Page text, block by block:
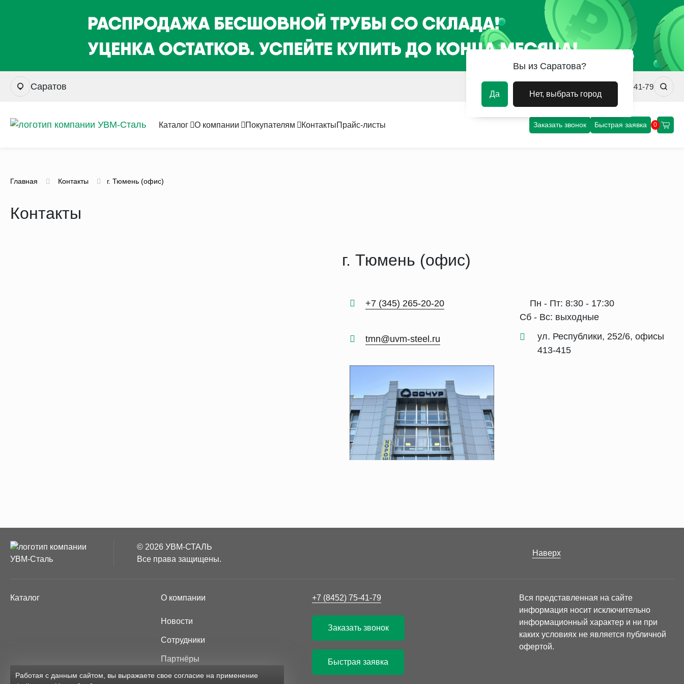
Саратов +7 (8452) 75-41-79
Каталог О компании Покупателям КонтактыПрайс-листы Заказать звонок Быстрая заявка 0
Главная Контакты г. Тюмень (офис)
Контакты
г. Тюмень (офис)
+7 (345) 265-20-20
Пн - Пт: 8:30 - 17:30
Сб - Вс: выходные
tmn@uvm-steel.ru
ул. Республики, 252/6, офисы
413-415
© 2026 УВМ-СТАЛЬ
Все права защищены.
Наверх
Каталог О компании
Новости
Сотрудники
Партнёры
Карта сайта
+7 (8452) 75-41-79
Заказать звонок
Быстрая заявка
Вся представленная на сайте
информация носит исключительно
информационный характер и ни при
каких условиях не является публичной
офертой.
Вы из Саратова?
Да Нет, выбрать город
Работая с данным сайтом, вы выражаете свое согласие на применение